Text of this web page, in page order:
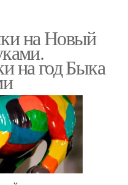
на Новый
на год Быка